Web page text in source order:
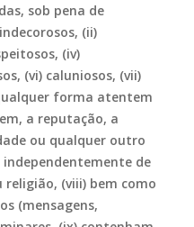
sob pena de
(ii)
(iv)
(vi) caluniosos, (vii)
forma atentem
a reputação, a
ou qualquer outro
de
(viii) bem como
(mensagens,